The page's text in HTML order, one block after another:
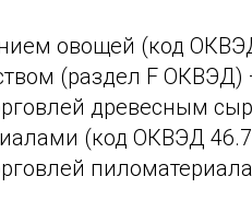
овощей (код
(раздел F ОКВЭД)
древесным
(код ОКВЭД